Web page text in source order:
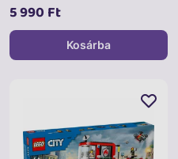
5 990 Ft
Kosárba